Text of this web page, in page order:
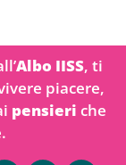
Albo IISS, ti
piacere,
pensieri che